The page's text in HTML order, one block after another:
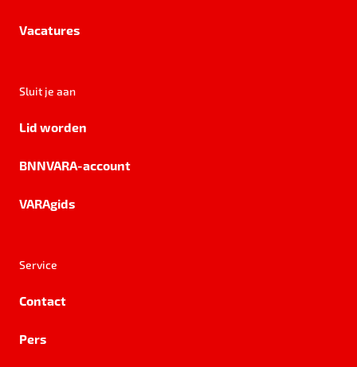
Vacatures
Sluit je aan
Lid worden
BNNVARA-account
VARAgids
Service
Contact
Pers